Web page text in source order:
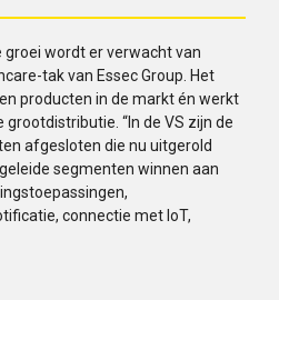
wordt er verwacht van
tak van Essec Group. Het
producten in de markt én werkt
“In de VS zijn de
afgesloten die nu uitgerold
segmenten winnen aan
connectie met IoT,